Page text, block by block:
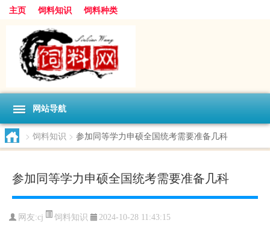
主页 饲料知识 饲料种类
网站导航
> 饲料知识 > 参加同等学力申硕全国统考需要准备几科
参加同等学力申硕全国统考需要准备几科
网友:cj 饲料知识 2024-10-28 11:43:15